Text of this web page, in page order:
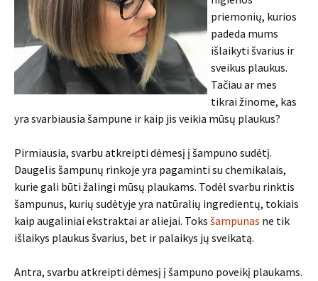
priemonių, kurios
padeda mums
išlaikyti švarius ir
sveikus plaukus.
Tačiau ar mes
tikrai žinome, kas
yra svarbiausia šampune ir kaip jis veikia mūsų plaukus?
Pirmiausia, svarbu atkreipti dėmesį į šampuno sudėtį.
Daugelis šampunų rinkoje yra pagaminti su chemikalais,
kurie gali būti žalingi mūsų plaukams. Todėl svarbu rinktis
šampunus, kurių sudėtyje yra natūralių ingredientų, tokiais
kaip augaliniai ekstraktai ar aliejai. Toks šampunas ne tik
išlaikys plaukus švarius, bet ir palaikys jų sveikatą.
Antra, svarbu atkreipti dėmesį į šampuno poveikį plaukams.